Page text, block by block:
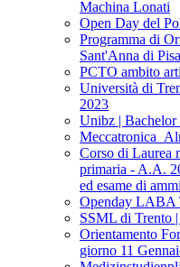
Machina Lonati
Open Day del
Programma di
Sant'Anna di Pisa
PCTO ambito
Università di
2023
Unibz | Bachelor
Corso di Laurea
primaria - A.A.
ed esame di
Openday LABA
SSML di Trento
Orientamento
giorno 11